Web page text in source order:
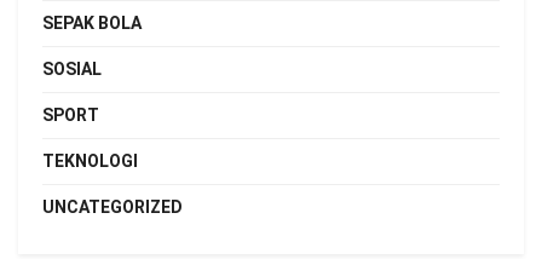
SEPAK BOLA
SOSIAL
SPORT
TEKNOLOGI
UNCATEGORIZED